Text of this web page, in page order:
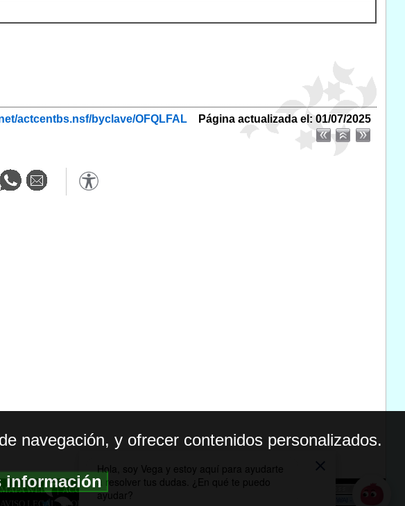
actcentbs.nsf/byclave/OFQLFAL Página actualizada el: 01/07/2025
MAPA WEB|ACCESIBILIDAD
AVISO LEGAL| POLITICA DE PRIVACIDAD
navegación, y ofrecer contenidos personalizados.
información